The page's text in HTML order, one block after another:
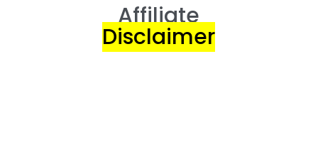
Affiliate
Disclaimer